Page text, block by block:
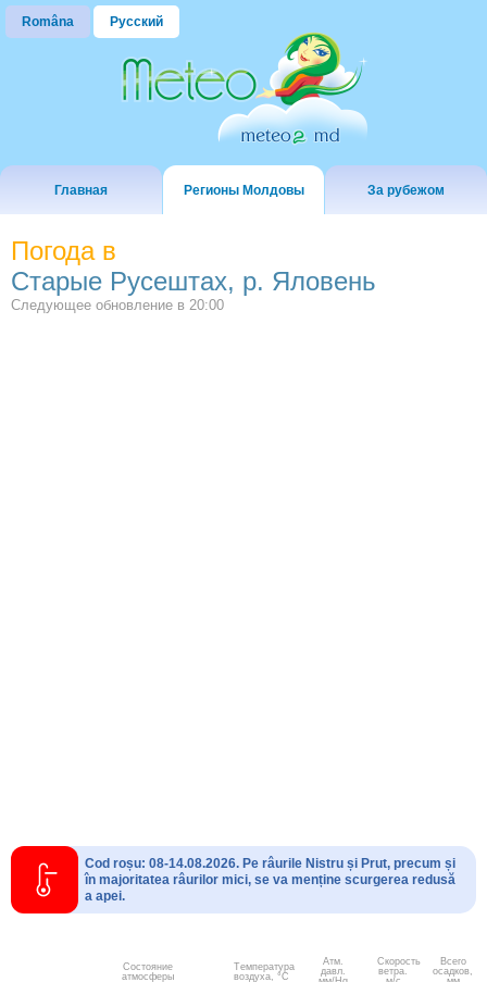
Româna Русский
Главная Регионы Молдовы За рубежом
Погода в
Старые Русештах, р. Яловень
Следующее обновление в 20:00
Cod roșu: 08-14.08.2026. Pe râurile Nistru și Prut, precum și
în majoritatea râurilor mici, se va menține scurgerea redusă
a apei.
Состояние
атмосферы
Температура
воздуха, °C
Атм.
давл.
Скорость
ветра.
Всего
осадков,